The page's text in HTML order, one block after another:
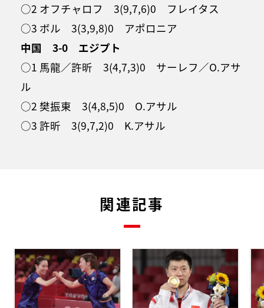
○2 オフチャロフ 3(9,7,6)0 フレイタス
○3 ボル 3(3,9,8)0 アポロニア
中国 3-0 エジプト
○1 馬龍／許昕 3(4,7,3)0 サーレフ／O.アサ
ル
○2 樊振東 3(4,8,5)0 O.アサル
○3 許昕 3(9,7,2)0 K.アサル
関連記事